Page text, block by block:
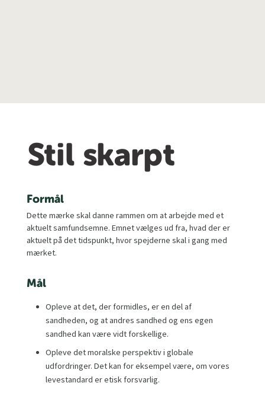
Stil skarpt
Formål
Dette mærke skal danne rammen om at arbejde med et
aktuelt samfundsemne. Emnet vælges ud fra, hvad der er
aktuelt på det tidspunkt, hvor spejderne skal i gang med
mærket.
Mål
Opleve at det, der formidles, er en del af
sandheden, og at andres sandhed og ens egen
sandhed kan være vidt forskellige.
Opleve det moralske perspektiv i globale
udfordringer. Det kan for eksempel være, om vores
levestandard er etisk forsvarlig.